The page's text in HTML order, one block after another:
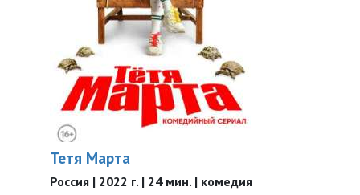
Тетя Марта
Россия | 2022 г. | 24 мин. | комедия